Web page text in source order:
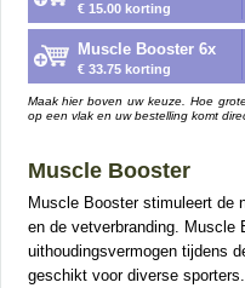
€ 15.00 korting
Muscle Booster 6x
€ 33.75 korting
Maak hier boven uw keuze. Hoe
op een vlak en uw bestelling komt
Muscle Booster
Muscle Booster stimuleert de
en de vetverbranding. Muscle
uithoudingsvermogen tijdens
geschikt voor diverse